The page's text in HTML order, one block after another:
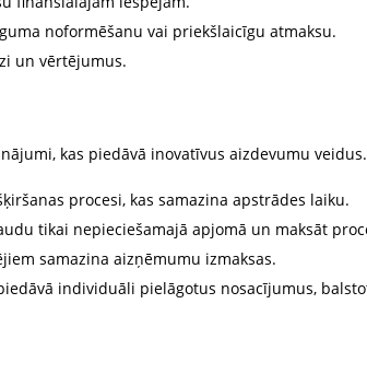
noformēšanu vai priekšlaicīgu atmaksu.
un vērtējumus.
kas piedāvā inovatīvus aizdevumu
procesi, kas samazina apstrādes laiku.
tikai nepieciešamajā apjomā un maksāt
samazina aizņēmumu izmaksas.
individuāli pielāgotus nosacījumus,